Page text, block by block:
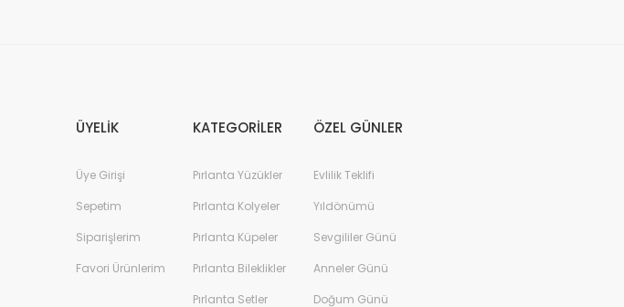
ÜYELİK
Üye Girişi
Sepetim
Siparişlerim
Favori Ürünlerim
KATEGORİLER
Pırlanta Yüzükler
Pırlanta Kolyeler
Pırlanta Küpeler
Pırlanta Bileklikler
Pırlanta Setler
ÖZEL GÜNLER
Evlilik Teklifi
Yıldönümü
Sevgililer Günü
Anneler Günü
Doğum Günü